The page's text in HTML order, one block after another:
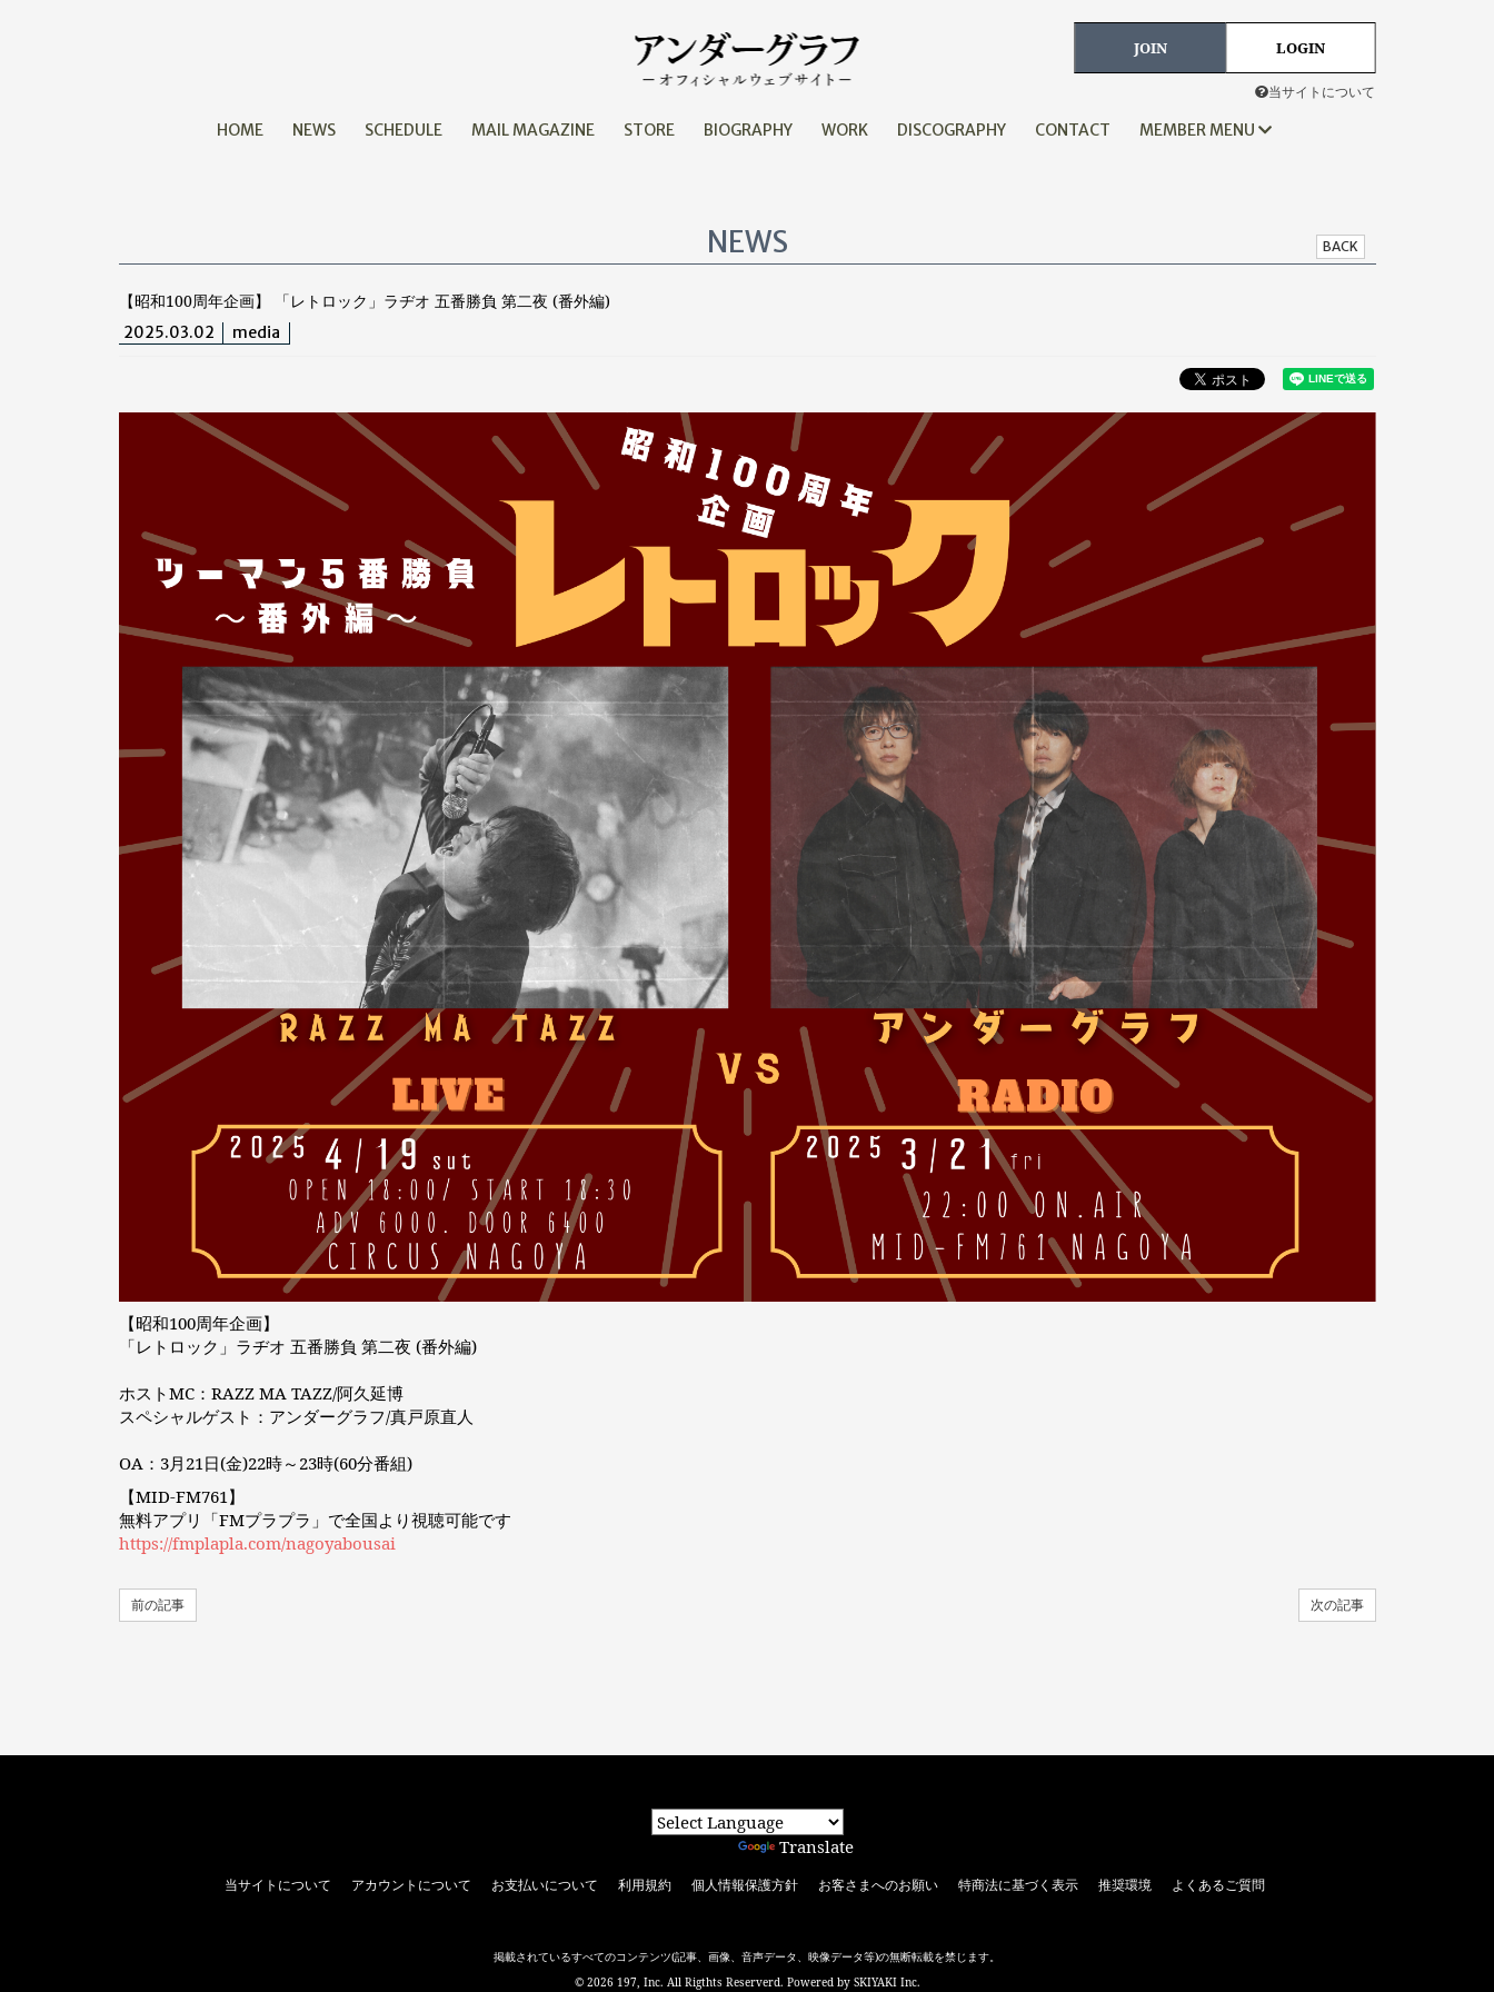
JOIN LOGIN
当サイトについて
HOME NEWS SCHEDULE MAIL MAGAZINE STORE BIOGRAPHY WORK DISCOGRAPHY CONTACT MEMBER MENU
NEWS BACK
【昭和100周年企画】 「レトロック」ラヂオ 五番勝負 第二夜 (番外編)
2025.03.02 media
【昭和100周年企画】
「レトロック」ラヂオ 五番勝負 第二夜 (番外編)
ホストMC：RAZZ MA TAZZ/阿久延博
スペシャルゲスト：アンダーグラフ/真戸原直人
OA：3月21日(金)22時～23時(60分番組)
【MID-FM761】
無料アプリ「FMプラプラ」で全国より視聴可能です
https://fmplapla.com/nagoyabousai
次の記事
前の記事
Translate
当サイトについて アカウントについて お支払いについて 利用規約 個人情報保護方針 お客さまへのお願い 特商法に基づく表示 推奨環境 よくあるご質問
掲載されているすべてのコンテンツ(記事、画像、音声データ、映像データ等)の無断転載を禁じます。
© 2026 197, Inc. All Rigthts Reserverd. Powered by SKIYAKI Inc.